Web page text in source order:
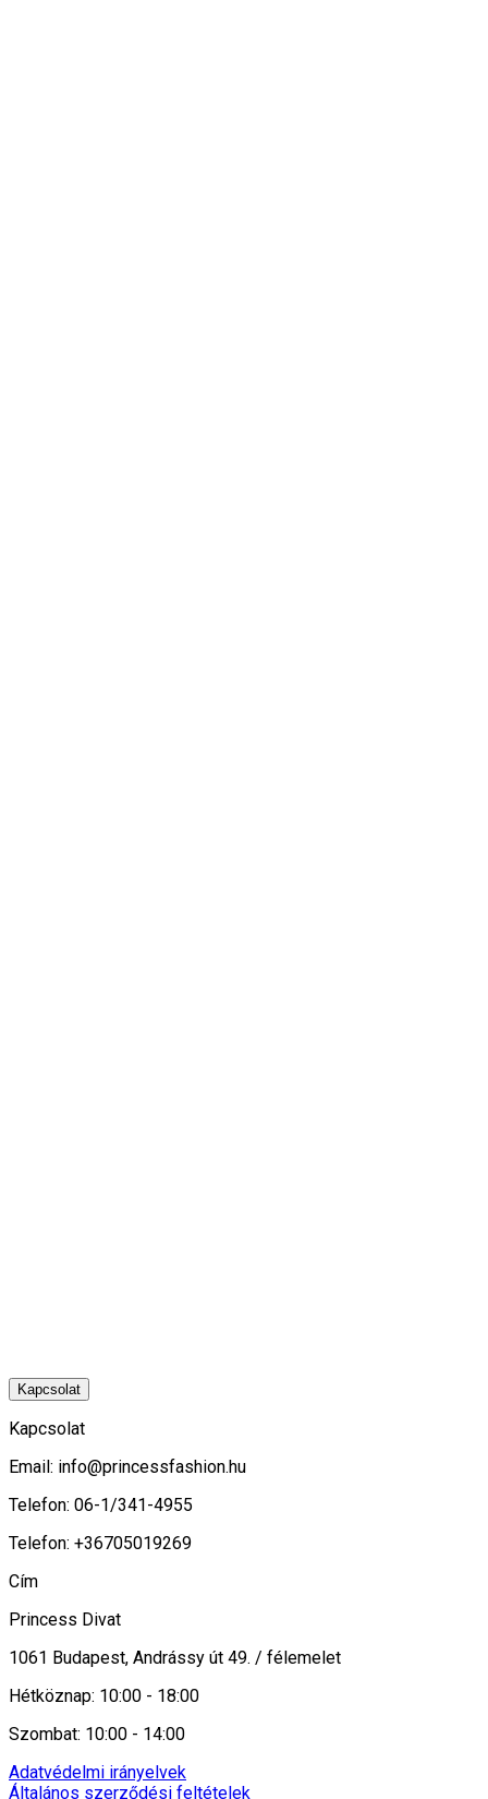
Kapcsolat
Kapcsolat
Email: info@princessfashion.hu
Telefon: 06-1/341-4955
Telefon: +36705019269
Cím
Princess Divat
1061 Budapest, Andrássy út 49. / félemelet
Hétköznap: 10:00 - 18:00
Szombat: 10:00 - 14:00
Adatvédelmi irányelvek
Általános szerződési feltételek